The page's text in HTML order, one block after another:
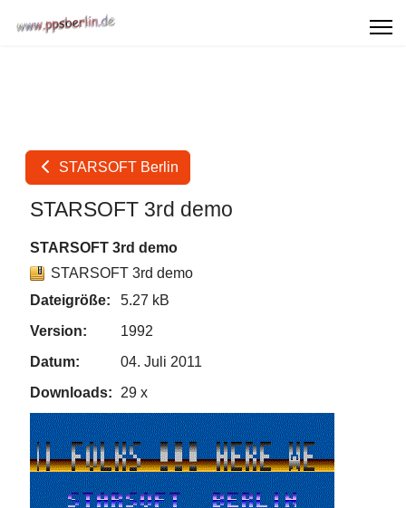
STARSOFT Berlin
STARSOFT 3rd demo
STARSOFT 3rd demo
STARSOFT 3rd demo
Dateigröße:
5.27 kB
Version:
1992
Datum:
04. Juli 2011
Downloads:
29 x